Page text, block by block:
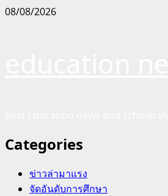
Skip
08/08/2026
Categories
ข่าวล่ามาแรง
จัดอันดับการศึกษา